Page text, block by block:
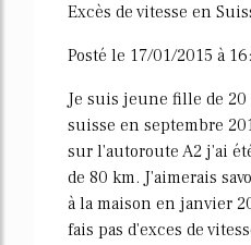
Excès de vitesse en
Posté le 17/01/2015 à
Je suis jeune fille de 20
suisse en septembre
sur l'autoroute A2 j'ai
de 80 km. J'aimerais
à la maison en janvier
fais pas d'exces de